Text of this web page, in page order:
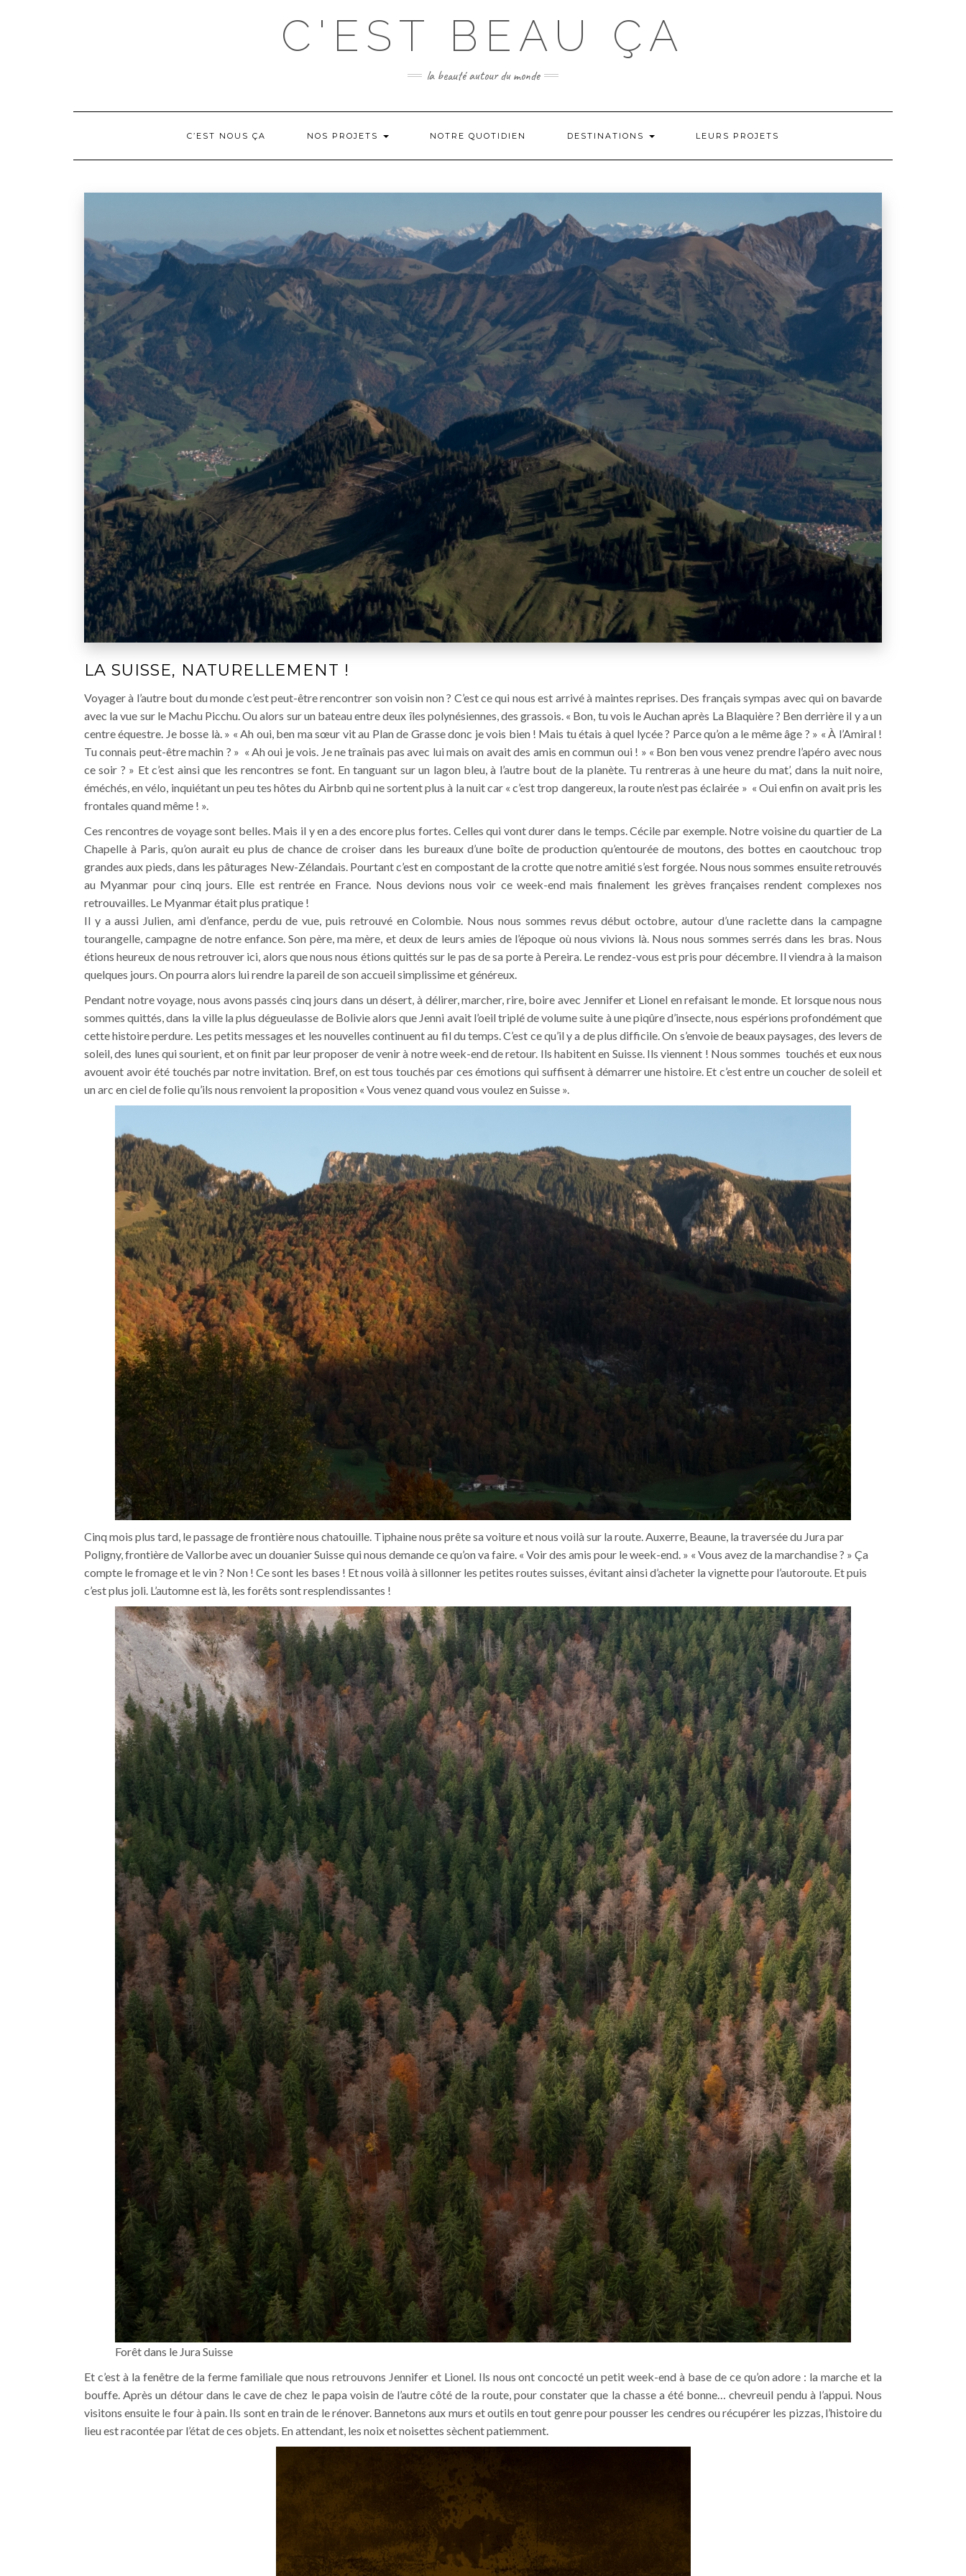
C'EST BEAU ÇA
la beauté autour du monde
C’EST NOUS ÇA NOS PROJETS NOTRE QUOTIDIEN DESTINATIONS LEURS PROJETS
LA SUISSE, NATURELLEMENT !
Voyager à l’autre bout du monde c’est peut-être rencontrer son voisin non ? C’est ce qui nous est arrivé à maintes reprises. Des français sympas avec qui on bavarde
avec la vue sur le Machu Picchu. Ou alors sur un bateau entre deux îles polynésiennes, des grassois. « Bon, tu vois le Auchan après La Blaquière ? Ben derrière il y a un
centre équestre. Je bosse là. » « Ah oui, ben ma sœur vit au Plan de Grasse donc je vois bien ! Mais tu étais à quel lycée ? Parce qu’on a le même âge ? » « À l’Amiral !
Tu connais peut-être machin ? » « Ah oui je vois. Je ne traînais pas avec lui mais on avait des amis en commun oui ! » « Bon ben vous venez prendre l’apéro avec nous
ce soir ? » Et c’est ainsi que les rencontres se font. En tanguant sur un lagon bleu, à l’autre bout de la planète. Tu rentreras à une heure du mat’, dans la nuit noire,
éméchés, en vélo, inquiétant un peu tes hôtes du Airbnb qui ne sortent plus à la nuit car « c’est trop dangereux, la route n’est pas éclairée » « Oui enfin on avait pris les
frontales quand même ! ».
Ces rencontres de voyage sont belles. Mais il y en a des encore plus fortes. Celles qui vont durer dans le temps. Cécile par exemple. Notre voisine du quartier de La
Chapelle à Paris, qu’on aurait eu plus de chance de croiser dans les bureaux d’une boîte de production qu’entourée de moutons, des bottes en caoutchouc trop
grandes aux pieds, dans les pâturages New-Zélandais. Pourtant c’est en compostant de la crotte que notre amitié s’est forgée. Nous nous sommes ensuite retrouvés
au Myanmar pour cinq jours. Elle est rentrée en France. Nous devions nous voir ce week-end mais finalement les grèves françaises rendent complexes nos
retrouvailles. Le Myanmar était plus pratique !
Il y a aussi Julien, ami d’enfance, perdu de vue, puis retrouvé en Colombie. Nous nous sommes revus début octobre, autour d’une raclette dans la campagne
tourangelle, campagne de notre enfance. Son père, ma mère, et deux de leurs amies de l’époque où nous vivions là. Nous nous sommes serrés dans les bras. Nous
étions heureux de nous retrouver ici, alors que nous nous étions quittés sur le pas de sa porte à Pereira. Le rendez-vous est pris pour décembre. Il viendra à la maison
quelques jours. On pourra alors lui rendre la pareil de son accueil simplissime et généreux.
Pendant notre voyage, nous avons passés cinq jours dans un désert, à délirer, marcher, rire, boire avec Jennifer et Lionel en refaisant le monde. Et lorsque nous nous
sommes quittés, dans la ville la plus dégueulasse de Bolivie alors que Jenni avait l’oeil triplé de volume suite à une piqûre d’insecte, nous espérions profondément que
cette histoire perdure. Les petits messages et les nouvelles continuent au fil du temps. C’est ce qu’il y a de plus difficile. On s’envoie de beaux paysages, des levers de
soleil, des lunes qui sourient, et on finit par leur proposer de venir à notre week-end de retour. Ils habitent en Suisse. Ils viennent ! Nous sommes touchés et eux nous
avouent avoir été touchés par notre invitation. Bref, on est tous touchés par ces émotions qui suffisent à démarrer une histoire. Et c’est entre un coucher de soleil et
un arc en ciel de folie qu’ils nous renvoient la proposition « Vous venez quand vous voulez en Suisse ».
Cinq mois plus tard, le passage de frontière nous chatouille. Tiphaine nous prête sa voiture et nous voilà sur la route. Auxerre, Beaune, la traversée du Jura par
Poligny, frontière de Vallorbe avec un douanier Suisse qui nous demande ce qu’on va faire. « Voir des amis pour le week-end. » « Vous avez de la marchandise ? » Ça
compte le fromage et le vin ? Non ! Ce sont les bases ! Et nous voilà à sillonner les petites routes suisses, évitant ainsi d’acheter la vignette pour l’autoroute. Et puis
c’est plus joli. L’automne est là, les forêts sont resplendissantes !
Forêt dans le Jura Suisse
Et c’est à la fenêtre de la ferme familiale que nous retrouvons Jennifer et Lionel. Ils nous ont concocté un petit week-end à base de ce qu’on adore : la marche et la
bouffe. Après un détour dans le cave de chez le papa voisin de l’autre côté de la route, pour constater que la chasse a été bonne… chevreuil pendu à l’appui. Nous
visitons ensuite le four à pain. Ils sont en train de le rénover. Bannetons aux murs et outils en tout genre pour pousser les cendres ou récupérer les pizzas, l’histoire du
lieu est racontée par l’état de ces objets. En attendant, les noix et noisettes sèchent patiemment.